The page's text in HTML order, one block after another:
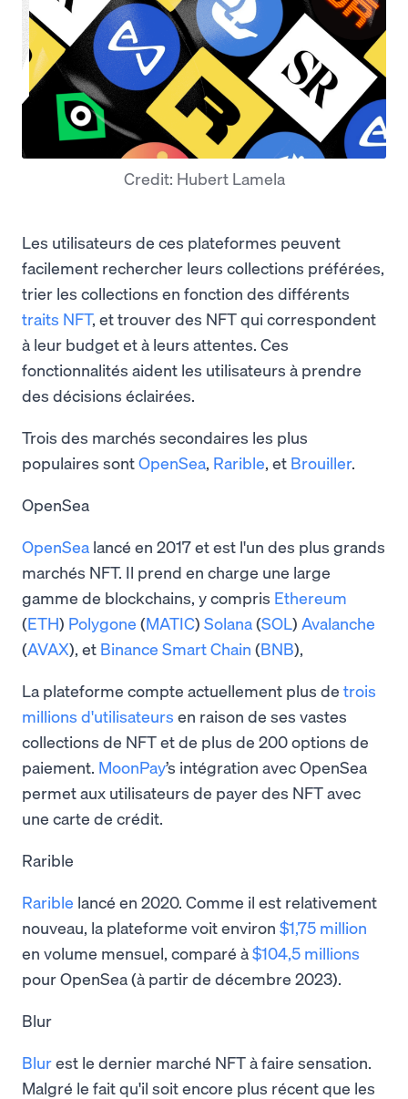
Credit: Hubert Lamela
Les utilisateurs de ces plateformes peuvent
facilement rechercher leurs collections préférées,
trier les collections en fonction des différents
traits NFT, et trouver des NFT qui correspondent
à leur budget et à leurs attentes. Ces
fonctionnalités aident les utilisateurs à prendre
des décisions éclairées.
Trois des marchés secondaires les plus
populaires sontOpenSea Rarible , et Brouiller.
OpenSea
OpenSea lancé en 2017 et est l'un des plus grands
marchés NFT. Il prend en charge une large
gamme de blockchains, y compris Ethereum
(ETH) Polygone (MATIC) Solana (SOL ) Avalanche
(AVAX), et Binance Smart Chain (BNB),
La plateforme compte actuellement plus de trois
millions d'utilisateurs en raison de ses vastes
collections de NFT et de plus de 200 options de
paiement. MoonPay’s intégration avec OpenSea
permet aux utilisateurs de payer des NFT avec
une carte de crédit.
Rarible
Rarible lancé en 2020. Comme il est relativement
nouveau, la plateforme voit environ $1,75 million
en volume mensuel, comparé à $104,5 millions
pour OpenSea (à partir de décembre 2023).
Blur
Blurest le dernier marché NFT à faire sensation.
Malgré le fait qu'il soit encore plus récent que les